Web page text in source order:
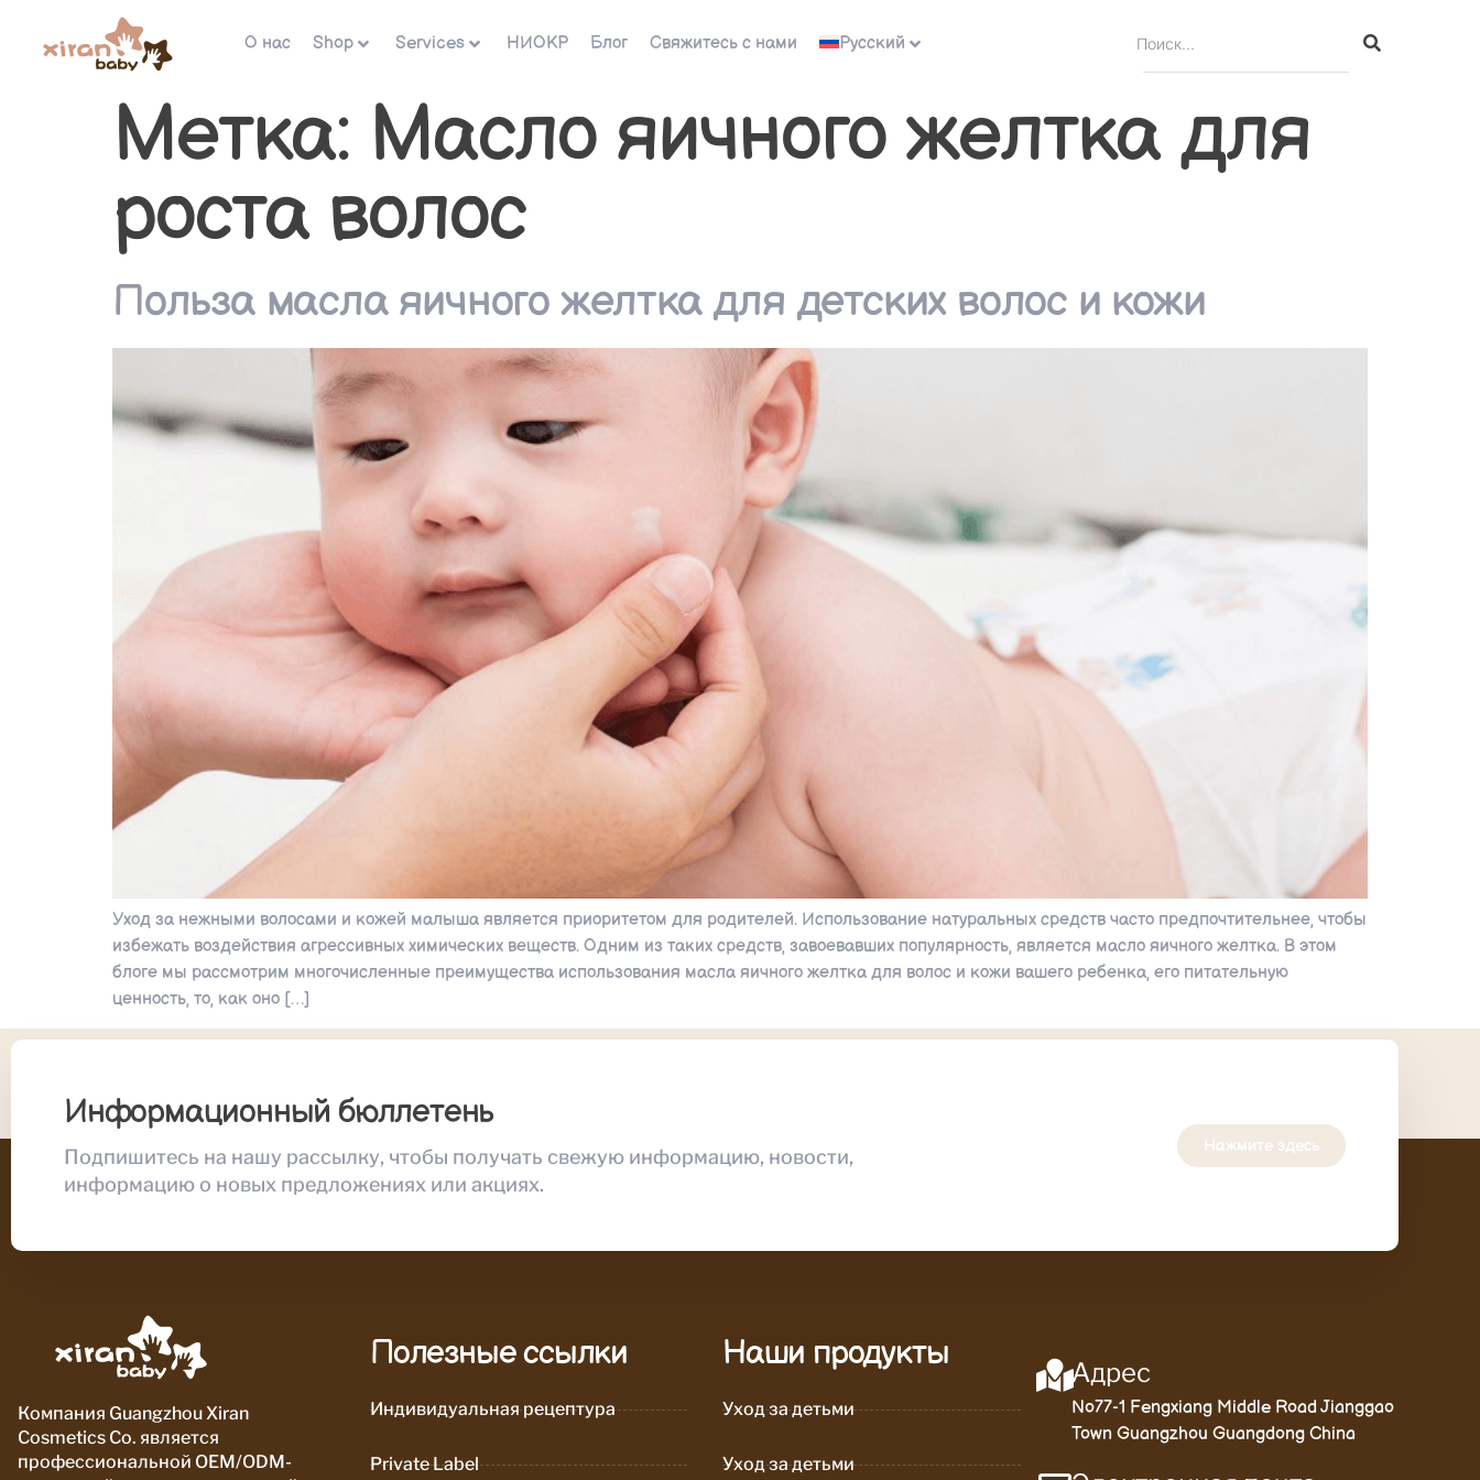
О нас Shop Services НИОКР Блог Свяжитесь с нами Русский
Метка: Масло яичного желтка для
роста волос
Польза масла яичного желтка для детских волос и кожи
Уход за нежными волосами и кожей малыша является приоритетом для родителей. Использование натуральных средств часто предпочтительнее, чтобы
избежать воздействия агрессивных химических веществ. Одним из таких средств, завоевавших популярность, является масло яичного желтка. В этом
блоге мы рассмотрим многочисленные преимущества использования масла яичного желтка для волос и кожи вашего ребенка, его питательную
ценность, то, как оно […]
Информационный бюллетень
Подпишитесь на нашу рассылку, чтобы получать свежую информацию, новости,
информацию о новых предложениях или акциях.
Нажмите здесь
Компания Guangzhou Xiran
Cosmetics Co. является
профессиональной OEM/ODM-
Полезные ссылки
Индивидуальная рецептура
Private Label
Наши продукты
Уход за детьми
Уход за детьми
Адрес
No77-1 Fengxiang Middle Road Jianggao
Town Guangzhou Guangdong China